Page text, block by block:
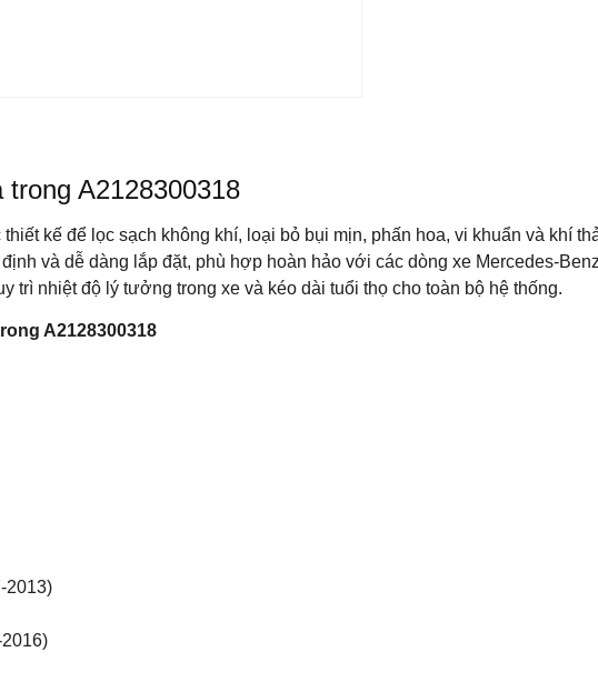
A2128300318
kế để lọc sạch không khí, loại bỏ bụi mịn, phấn hoa, vi khuẩn và khí
và dễ dàng lắp đặt, phù hợp hoàn hảo với các dòng xe Mercedes-
trì nhiệt độ lý tưởng trong xe và kéo dài tuổi thọ cho toàn bộ hệ thống.
A2128300318
2013)